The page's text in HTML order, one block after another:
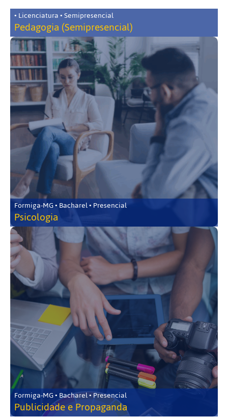
• Licenciatura • Semipresencial
Pedagogia (Semipresencial)
Formiga-MG • Bacharel • Presencial
Psicologia
Formiga-MG • Bacharel • Presencial
Publicidade e Propaganda